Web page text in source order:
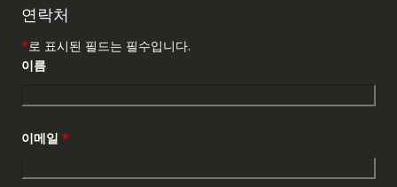
연락처
*로 표시된 필드는 필수입니다.
이름
이메일 *